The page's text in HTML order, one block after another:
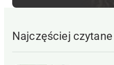
Najczęściej czytane